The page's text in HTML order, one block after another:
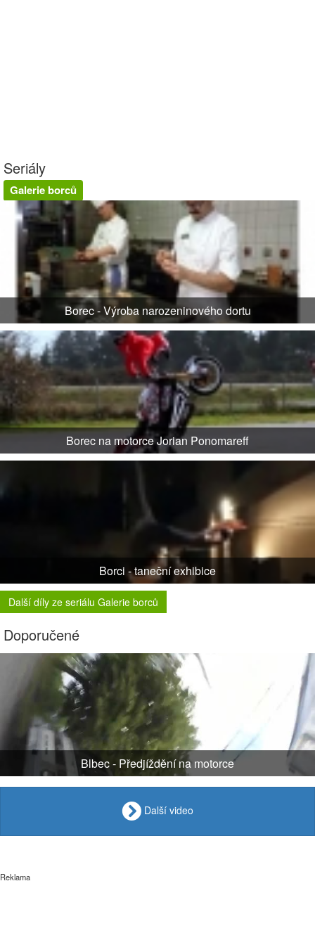
Seriály
Galerie borců
Borec - Výroba narozeninového dortu
Borec na motorce Jorian Ponomareff
Borci - taneční exhibice
Další díly ze seriálu Galerie borců
Doporučené
Blbec - Předjíždění na motorce
Další video
Reklama